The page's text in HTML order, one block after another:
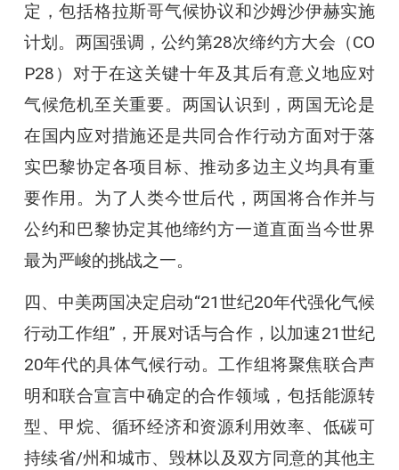
定，包括格拉斯哥气候协议和沙姆沙伊赫实施
计划。两国强调，公约第28次缔约方大会（CO
P28）对于在这关键十年及其后有意义地应对
气候危机至关重要。两国认识到，两国无论是
在国内应对措施还是共同合作行动方面对于落
实巴黎协定各项目标、推动多边主义均具有重
要作用。为了人类今世后代，两国将合作并与
公约和巴黎协定其他缔约方一道直面当今世界
最为严峻的挑战之一。
四、中美两国决定启动“21世纪20年代强化气候
行动工作组”，开展对话与合作，以加速21世纪
20年代的具体气候行动。工作组将聚焦联合声
明和联合宣言中确定的合作领域，包括能源转
型、甲烷、循环经济和资源利用效率、低碳可
持续省/州和城市、毁林以及双方同意的其他主